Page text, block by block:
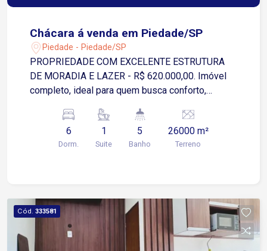
Chácara á venda em Piedade/SP
Piedade - Piedade/SP
PROPRIEDADE COM EXCELENTE ESTRUTURA
DE MORADIA E LAZER - R$ 620.000,00. Imóvel
completo, ideal para quem busca conforto,
conta com duas casas, amplo salão de festas e
diversas opções de entretenimento e
convivência. Casa principal: 3 dormitórios Sala
suíte Sala e cozinha conjugadas Salão de festas
completo Espaço fechado em vidro
Churrasqueira Fogão a lenha Armários modulados
Bancada Freezer Fogão Micro-ondas TV 2
6
Dorm.
1
Suite
5
Banho
26000 m²
Terreno
Cód. 333581